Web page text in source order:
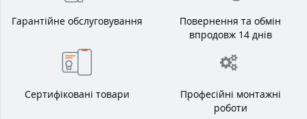
Гарантійне обслуговування
Повернення та обмін
впродовж 14 днів
Сертифіковані товари
Професійні монтажні
роботи